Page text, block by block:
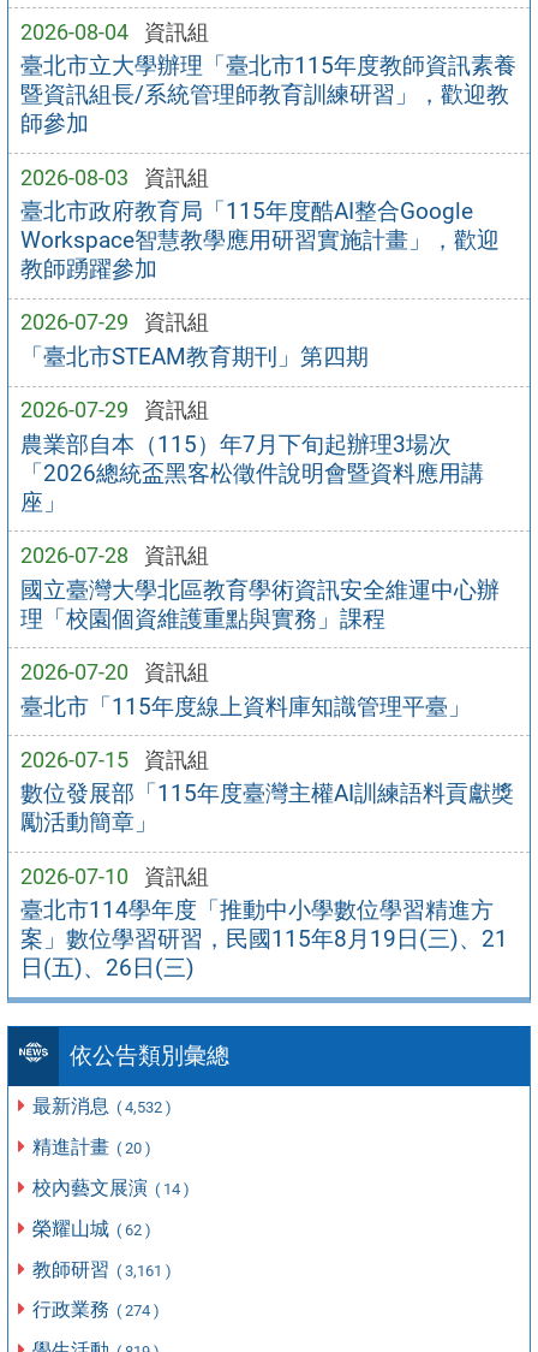
2026-08-04 資訊組
臺北市立大學辦理「臺北市115年度教師資訊素養
暨資訊組長/系統管理師教育訓練研習」，歡迎教
師參加
2026-08-03 資訊組
臺北市政府教育局「115年度酷AI整合Google
Workspace智慧教學應用研習實施計畫」，歡迎
教師踴躍參加
2026-07-29 資訊組
「臺北市STEAM教育期刊」第四期
2026-07-29 資訊組
農業部自本（115）年7月下旬起辦理3場次
「2026總統盃黑客松徵件說明會暨資料應用講
座」
2026-07-28 資訊組
國立臺灣大學北區教育學術資訊安全維運中心辦
理「校園個資維護重點與實務」課程
2026-07-20 資訊組
臺北市「115年度線上資料庫知識管理平臺」
2026-07-15 資訊組
數位發展部「115年度臺灣主權AI訓練語料貢獻獎
勵活動簡章」
2026-07-10 資訊組
臺北市114學年度「推動中小學數位學習精進方
案」數位學習研習，民國115年8月19日(三)、21
日(五)、26日(三)
依公告類別彙總
最新消息 ( 4,532 )
精進計畫 ( 20 )
校內藝文展演 ( 14 )
榮耀山城 ( 62 )
教師研習 ( 3,161 )
行政業務 ( 274 )